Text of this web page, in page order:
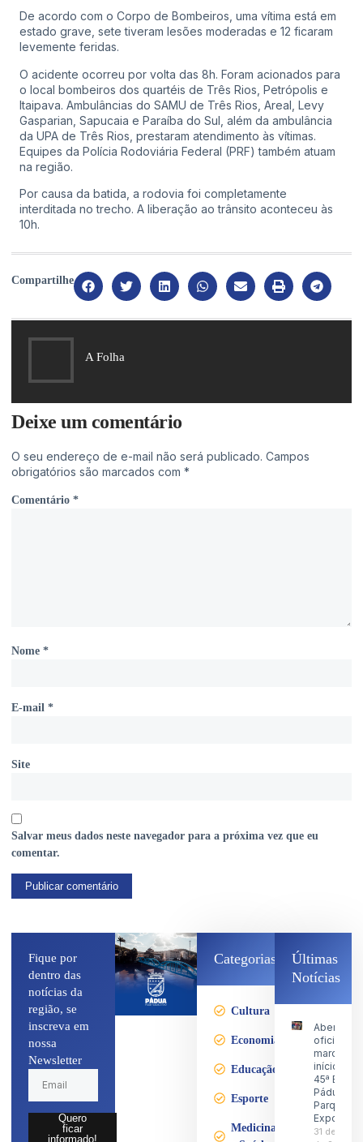
De acordo com o Corpo de Bombeiros, uma vítima está em
estado grave, sete tiveram lesões moderadas e 12 ficaram
levemente feridas.
O acidente ocorreu por volta das 8h. Foram acionados para
o local bombeiros dos quartéis de Três Rios, Petrópolis e
Itaipava. Ambulâncias do SAMU de Três Rios, Areal, Levy
Gasparian, Sapucaia e Paraíba do Sul, além da ambulância
da UPA de Três Rios, prestaram atendimento às vítimas.
Equipes da Polícia Rodoviária Federal (PRF) também atuam
na região.
Por causa da batida, a rodovia foi completamente
interditada no trecho. A liberação ao trânsito aconteceu às
10h.
Compartilhe
A Folha
Deixe um comentário
O seu endereço de e-mail não será publicado. Campos
obrigatórios são marcados com *
Comentário *
Nome *
E-mail *
Site
Salvar meus dados neste navegador para a próxima vez que eu
comentar.
Fique por
dentro das
notícias da
região, se
inscreva em
nossa
Newsletter
Quero
ficar
informado!
Categorias
Cultura
Economia
Educação
Esporte
Medicina
Últimas
Notícias
Abertura
oficial
marca o
início da
45ª Expo
Pádua no
Parque de
31 de julho